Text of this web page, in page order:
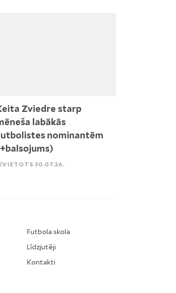
Zviedre starp
labākās
nominantēm
30.07.26.
Futbola skola
Līdzjutēji
Kontakti